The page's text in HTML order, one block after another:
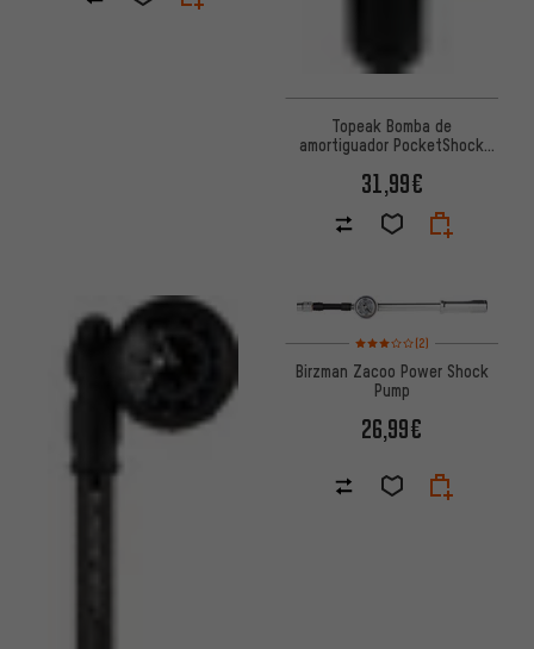
Topeak Bomba de
amortiguador PocketShock
flexible
31,99€
Valoración media: 3 de 5
(2)
Birzman Zacoo Power Shock
Pump
26,99€